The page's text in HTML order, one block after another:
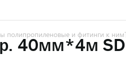
полипропиленовые и фитинги к ним
40мм*4м